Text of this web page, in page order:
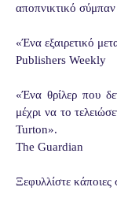
αποπνικτικό
«Ένα εξαιρετικό
Publishers Weekly
«Ένα θρίλερ που
μέχρι να το
Turton».
The Guardian
Ξεφυλλίστε κάποιες